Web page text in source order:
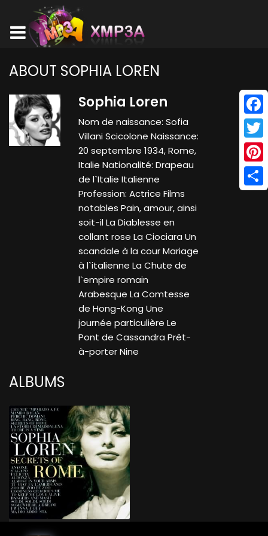
ABOUT SOPHIA LOREN
Sophia Loren
Nom de naissance: Sofia
Villani Scicolone Naissance:
20 septembre 1934, Rome,
Italie Nationalité: Drapeau
de l`Italie Italienne
Profession: Actrice Films
notables Pain, amour, ainsi
soit-il La Diablesse en
collant rose La Ciociara Un
scandale à la cour Mariage
à l`italienne La Chute de
l`empire romain
Arabesque La Comtesse
de Hong-Kong Une
journée particulière Le
Pont de Cassandra Prêt-
à-porter Nine
ALBUMS
Secrets Of Rome